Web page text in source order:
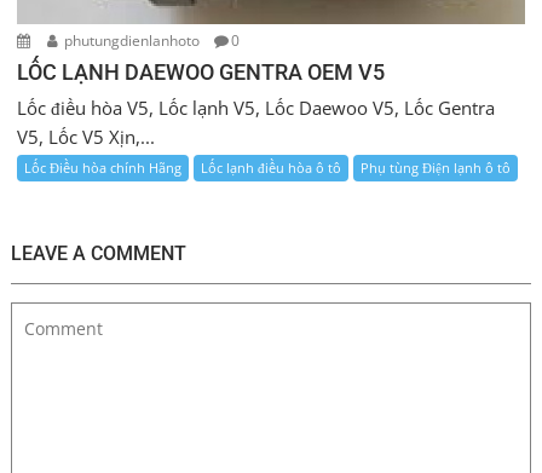
phutungdienlanhoto 0
LỐC LẠNH DAEWOO GENTRA OEM V5
Lốc điều hòa V5, Lốc lạnh V5, Lốc Daewoo V5, Lốc Gentra
V5, Lốc V5 Xịn,...
Lốc Điều hòa chính Hãng Lốc lạnh điều hòa ô tô Phụ tùng Điện lạnh ô tô
LEAVE A COMMENT